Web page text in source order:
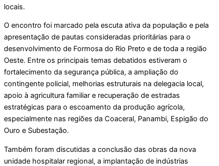
locais.
O encontro foi marcado pela escuta ativa da população e pela
apresentação de pautas consideradas prioritárias para o
desenvolvimento de Formosa do Rio Preto e de toda a região
Oeste. Entre os principais temas debatidos estiveram o
fortalecimento da segurança pública, a ampliação do
contingente policial, melhorias estruturais na delegacia local,
apoio à agricultura familiar e recuperação de estradas
estratégicas para o escoamento da produção agrícola,
especialmente nas regiões da Coaceral, Panambi, Espigão do
Ouro e Subestação.
Também foram discutidas a conclusão das obras da nova
unidade hospitalar regional, a implantação de indústrias